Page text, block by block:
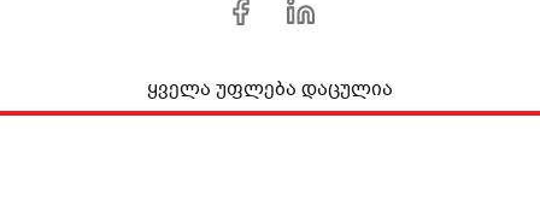
ყველა უფლება დაცულია